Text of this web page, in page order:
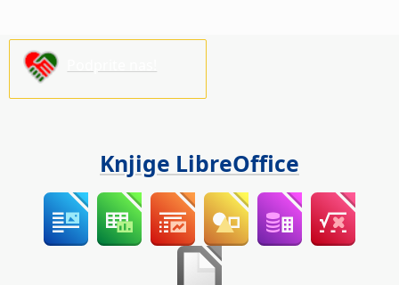
Knjige LibreOffice